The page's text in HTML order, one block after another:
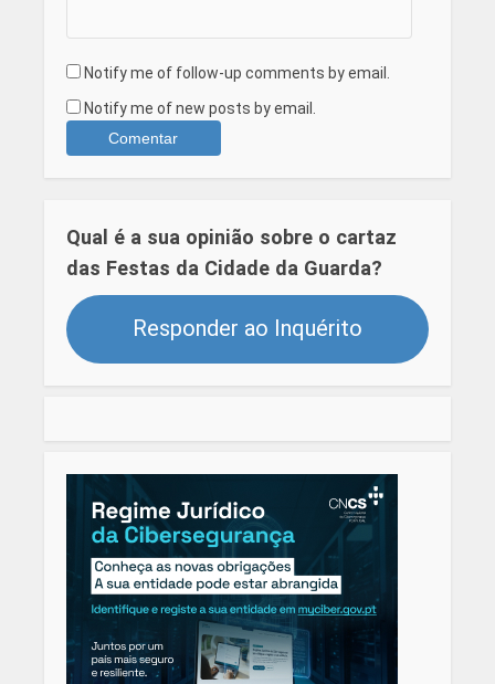
Notify me of follow-up comments by email.
Notify me of new posts by email.
Qual é a sua opinião sobre o cartaz
das Festas da Cidade da Guarda?
Responder ao Inquérito